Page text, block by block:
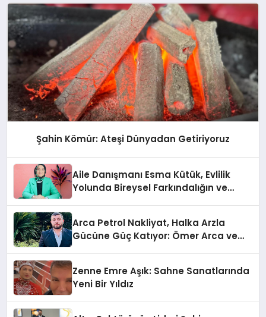
Şahin Kömür: Ateşi Dünyadan Getiriyoruz
Aile Danışmanı Esma Kütük, Evlilik
Yolunda Bireysel Farkındalığın ve
Arca Petrol Nakliyat, Halka Arzla
Gücüne Güç Katıyor: Ömer Arca ve
Zenne Emre Aşık: Sahne Sanatlarında
Yeni Bir Yıldız